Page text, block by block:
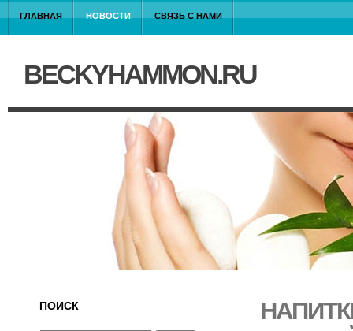
ГЛАВНАЯ НОВОСТИ СВЯЗЬ С НАМИ
BECKYHAMMON.RU
ПОИСК